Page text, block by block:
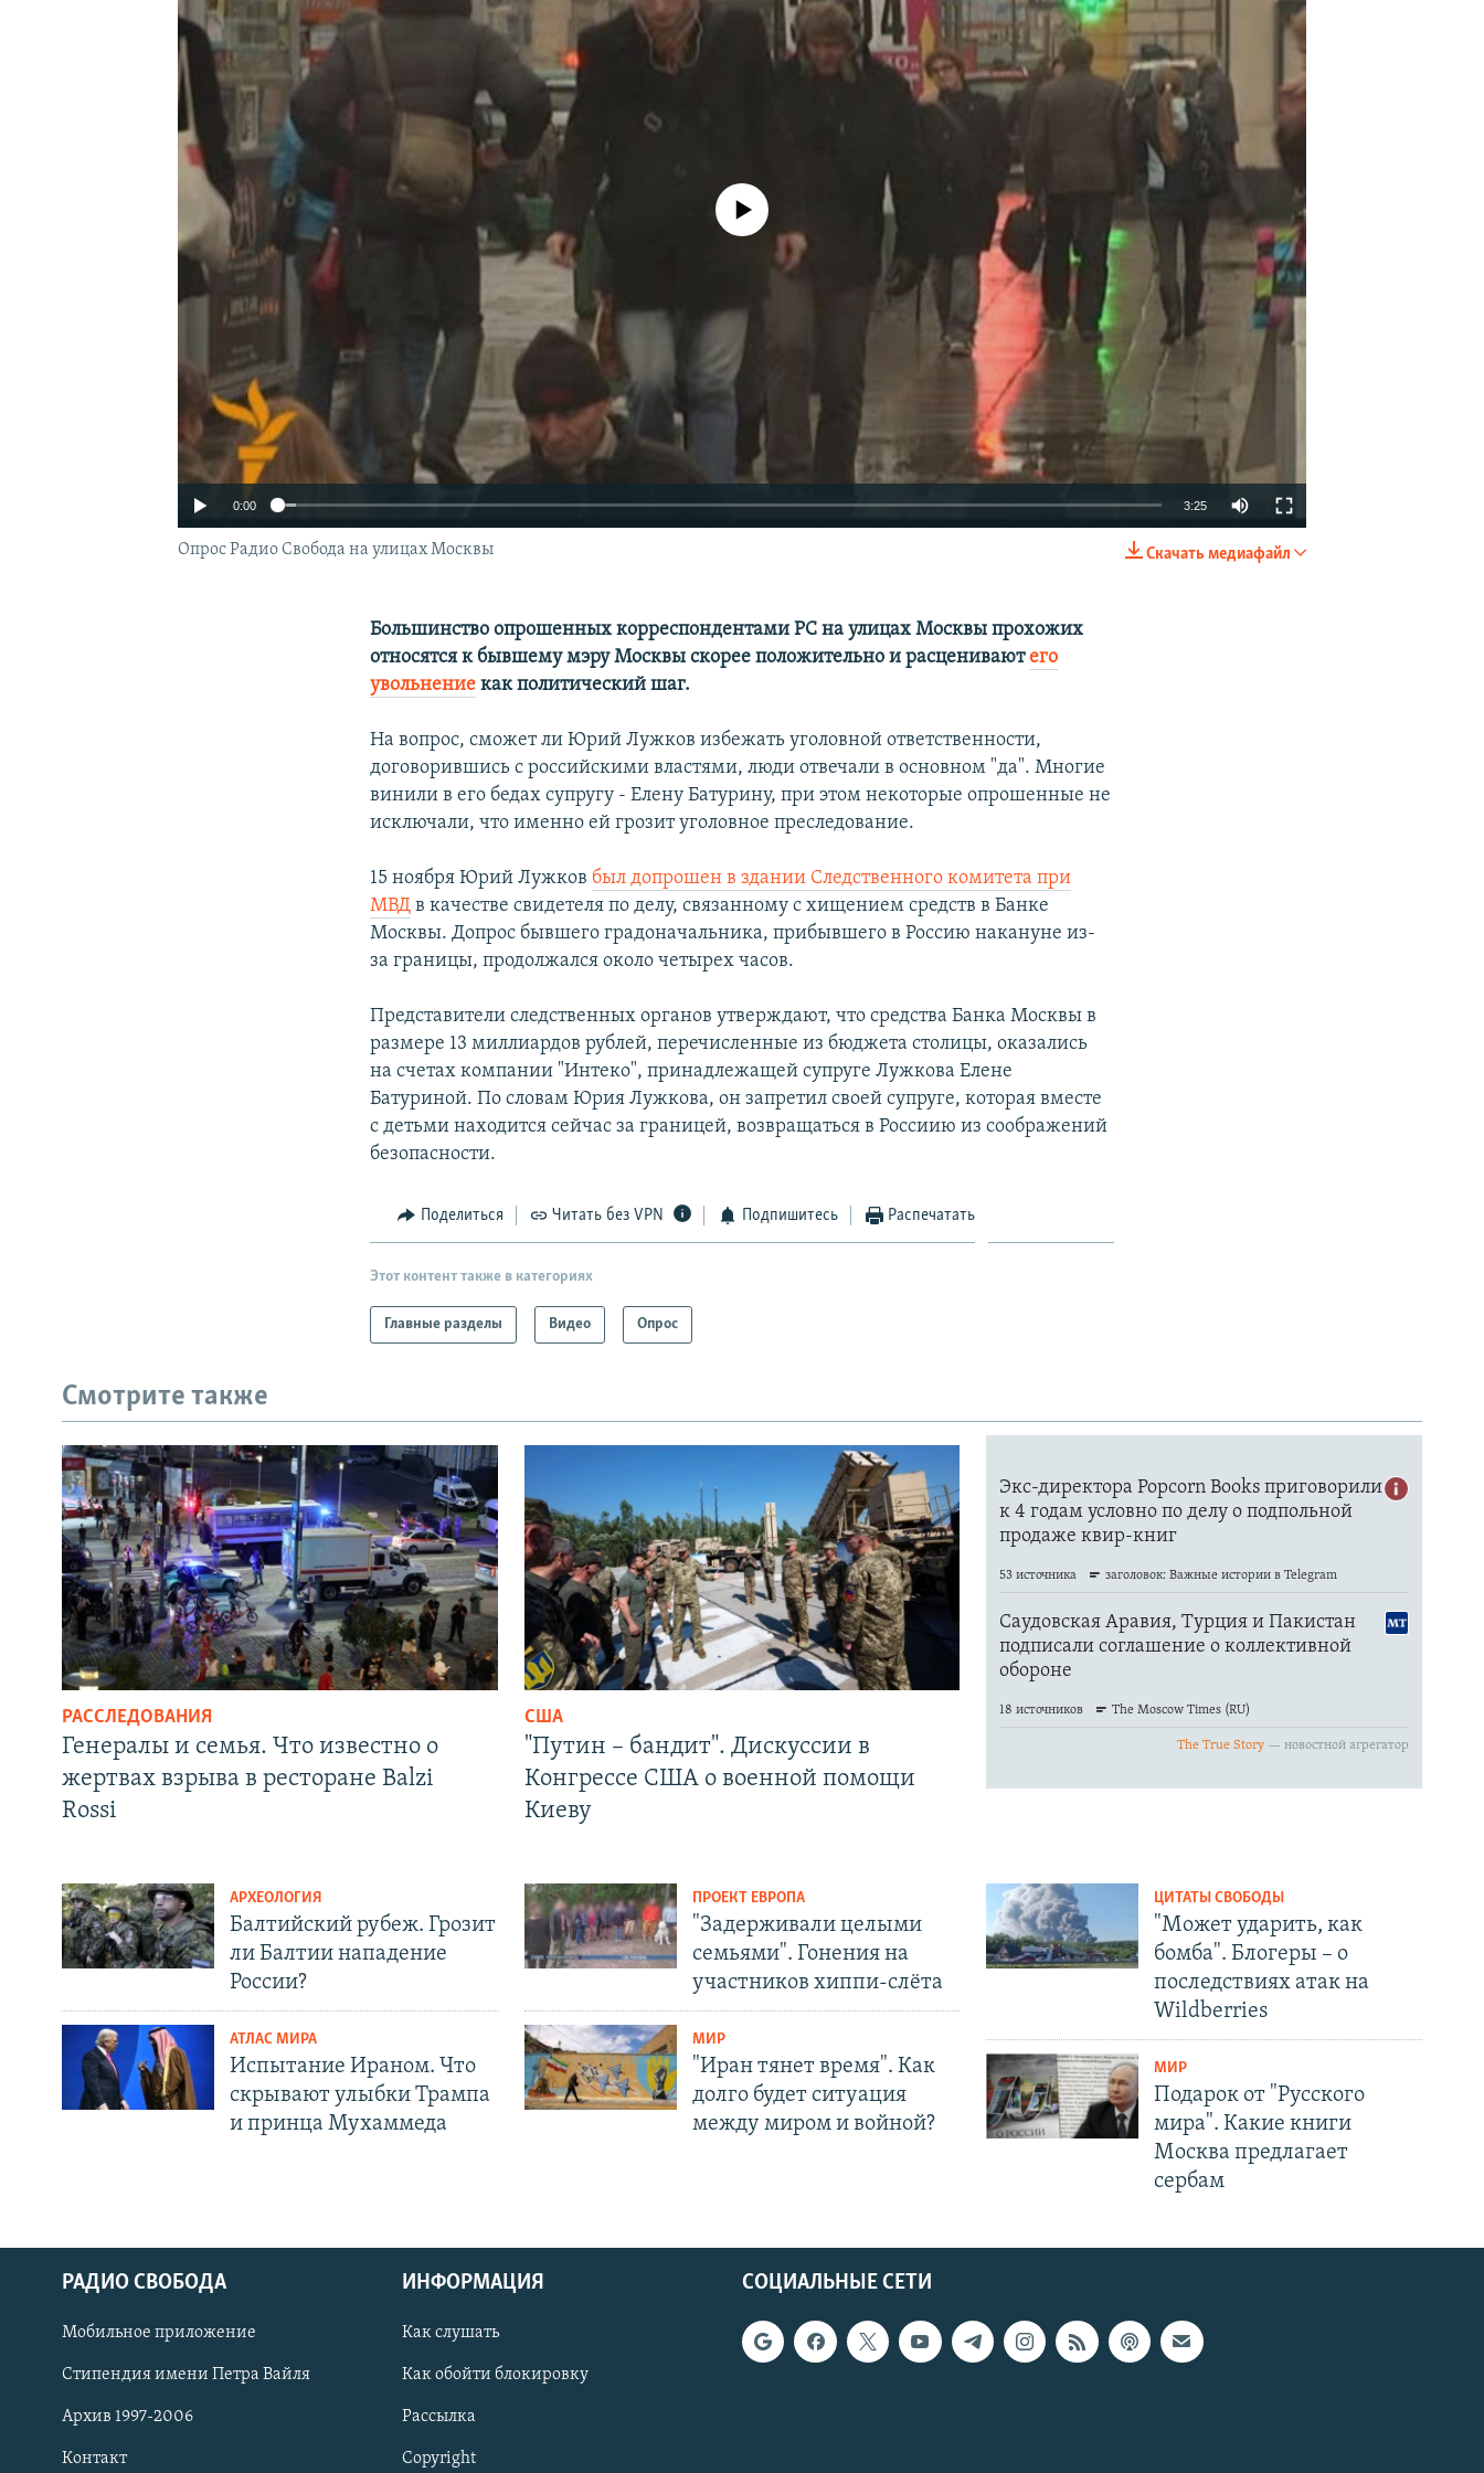
ПОДПИШИТЕСЬ НА РАССЫЛКУ
СОЦИАЛЬНЫЕ СЕТИ
SHARE
No media source currently available
0:00 3:25
Скачать медиафайл
Опрос Радио Свобода на улицах Москвы
Большинство опрошенных корреспондентами РС на улицах Москвы прохожих
относятся к бывшему мэру Москвы скорее положительно и расцениваютего
увольнение как политический шаг.
На вопрос, сможет ли Юрий Лужков избежать уголовной ответственности,
договорившись с российскими властями, люди отвечали в основном "да". Многие
винили в его бедах супругу - Елену Батурину, при этом некоторые опрошенные не
исключали, что именно ей грозит уголовное преследование.
15 ноября Юрий Лужков был допрошен в здании Следственного комитета при
МВД в качестве свидетеля по делу, связанному с хищением средств в Банке
Москвы. Допрос бывшего градоначальника, прибывшего в Россию накануне из-
за границы, продолжался около четырех часов.
Представители следственных органов утверждают, что средства Банка Москвы в
размере 13 миллиардов рублей, перечисленные из бюджета столицы, оказались
на счетах компании "Интеко", принадлежащей супруге Лужкова Елене
Батуриной. По словам Юрия Лужкова, он запретил своей супруге, которая вместе
с детьми находится сейчас за границей, возвращаться в Россиию из соображений
безопасности.
Поделиться Читать без VPN Подпишитесь Распечатать
Этот контент также в категориях
Главные разделы Видео Опрос
Смотрите также
РАССЛЕДОВАНИЯ
Генералы и семья. Что известно о
жертвах взрыва в ресторане Balzi
Rossi
США
"Путин – бандит". Дискуссии в
Конгрессе США о военной помощи
Киеву
АРХЕОЛОГИЯ
Балтийский рубеж. Грозит
ли Балтии нападение
России?
АТЛАС МИРА
Испытание Ираном. Что
скрывают улыбки Трампа
и принца Мухаммеда
ПРОЕКТ ЕВРОПА
"Задерживали целыми
семьями". Гонения на
участников хиппи-слёта
МИР
"Иран тянет время". Как
долго будет ситуация
между миром и войной?
ЦИТАТЫ СВОБОДЫ
"Может ударить, как
бомба". Блогеры – о
последствиях атак на
Wildberries
МИР
Подарок от "Русского
мира". Какие книги
Москва предлагает
сербам
СОЦИАЛЬНЫЕ СЕТИ
РАДИО СВОБОДА
Мобильное приложение
Стипендия имени Петра Вайля
Архив 1997-2006
Контакт
ИНФОРМАЦИЯ
Как слушать
Как обойти блокировку
Рассылка
Copyright